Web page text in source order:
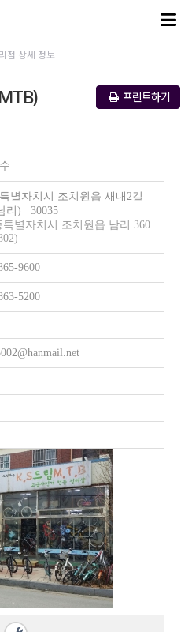
점 상세 정보
프린트하기
별자치시 조치원읍 새내2길
리) 30035
특별자치시 조치원읍 남리 360
9600
5200